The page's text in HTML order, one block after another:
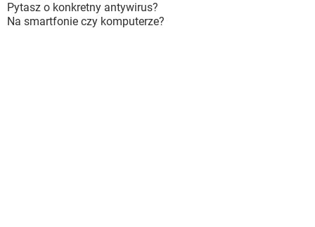
Pytasz o konkretny antywirus?
Na smartfonie czy komputerze?